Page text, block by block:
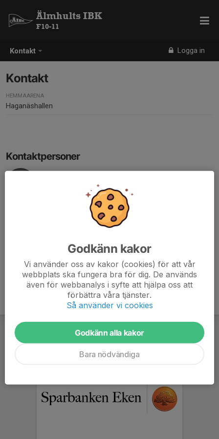
Kontakt Logga in
Älmhults IBK
F10-11
Kontakt
HEMMAARENA
Haganäshallen
Kontaktpersoner
Anna Sernefell
anna.bu@telia.com
Mobil visas bara för inloggade
Godkänn kakor
Vi använder oss av kakor (cookies) för att vår
webbplats ska fungera bra för dig. De används
även för webbanalys i syfte att hjälpa oss att
förbättra våra tjänster.
Så använder vi cookies
Godkänn alla kakor
Bara nödvändiga